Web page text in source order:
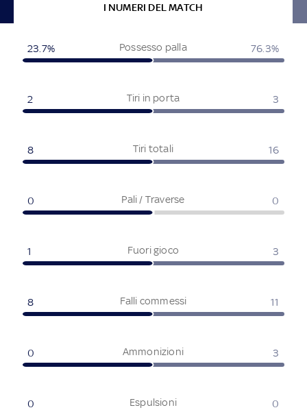
I NUMERI DEL MATCH
Possesso palla
23.7% 76.3%
Tiri in porta
2 3
Tiri totali
8 16
Pali / Traverse
0 0
Fuori gioco
1 3
Falli commessi
8 11
Ammonizioni
0 3
Espulsioni
0 0